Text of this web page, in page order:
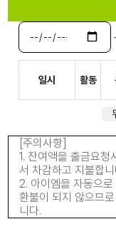
일시 활동
[주의사항]
1. 잔여액을 출금요
서 차감하고 지불합니
2. 아이엠을 자동으
환불이 되지 않으므
니다.